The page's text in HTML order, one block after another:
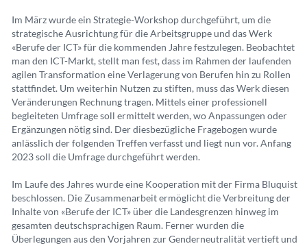
Im März wurde ein Strategie-Workshop durchgeführt, um die
strategische Ausrichtung für die Arbeitsgruppe und das Werk
«Berufe der ICT» für die kommenden Jahre festzulegen. Beobachtet
man den ICT-Markt, stellt man fest, dass im Rahmen der laufenden
agilen Transformation eine Verlagerung von Berufen hin zu Rollen
stattfindet. Um weiterhin Nutzen zu stiften, muss das Werk diesen
Veränderungen Rechnung tragen. Mittels einer professionell
begleiteten Umfrage soll ermittelt werden, wo Anpassungen oder
Ergänzungen nötig sind. Der diesbezügliche Fragebogen wurde
anlässlich der folgenden Treffen verfasst und liegt nun vor. Anfang
2023 soll die Umfrage durchgeführt werden.
Im Laufe des Jahres wurde eine Kooperation mit der Firma Bluquist
beschlossen. Die Zusammenarbeit ermöglicht die Verbreitung der
Inhalte von «Berufe der ICT» über die Landesgrenzen hinweg im
gesamten deutschsprachigen Raum. Ferner wurden die
Überlegungen aus den Vorjahren zur Genderneutralität vertieft und